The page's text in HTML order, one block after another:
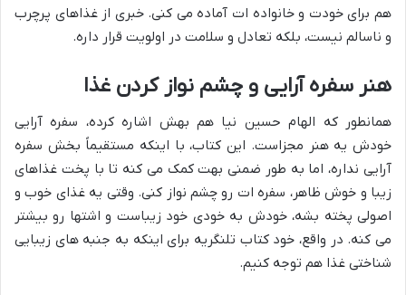
هم برای خودت و خانواده ات آماده می کنی. خبری از غذاهای پرچرب
و ناسالم نیست، بلکه تعادل و سلامت در اولویت قرار داره.
هنر سفره آرایی و چشم نواز کردن غذا
همانطور که الهام حسین نیا هم بهش اشاره کرده، سفره آرایی
خودش یه هنر مجزاست. این کتاب، با اینکه مستقیماً بخش سفره
آرایی نداره، اما به طور ضمنی بهت کمک می کنه تا با پخت غذاهای
زیبا و خوش ظاهر، سفره ات رو چشم نواز کنی. وقتی یه غذای خوب و
اصولی پخته بشه، خودش به خودی خود زیباست و اشتها رو بیشتر
می کنه. در واقع، خود کتاب تلنگریه برای اینکه به جنبه های زیبایی
شناختی غذا هم توجه کنیم.